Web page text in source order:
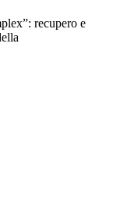
recupero e